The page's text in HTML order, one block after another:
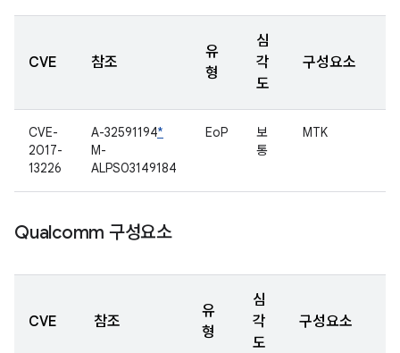
CVE 참조
유
형
심
각
도
구성요소
CVE-
2017-
13226
A-32591194*
M-
ALPS03149184
EoP
보
통
MTK
Qualcomm 구성요소
CVE 참조
유
형
심
각
도
구성요소